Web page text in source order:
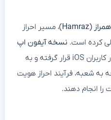
همراز (Hamraz)
، مسیر احراز
کرده است. نسخه آیفون اپ
به‌صورت رایگان در اختیار کاربران iOS قرار گرفته و به
به شعبه، فرآیند احراز هویت
را انجام دهند.